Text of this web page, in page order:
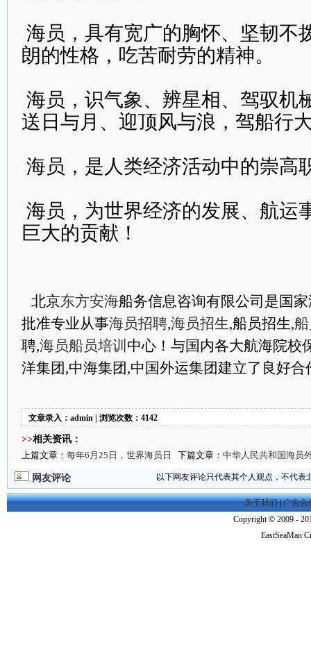
海员，具有宽广的胸怀、坚韧不
朗的性格，吃苦耐劳的精神。
海员，识气象、辨星相、驾驭机
送日与月、迎顶风与浪，驾船行
海员，是人类经济活动中的崇高
海员，为世界经济的发展、航运
巨大的贡献！
北京东方安海船务信息咨询有限公司是国
批准专业从事海员招聘,海员招生,船员招生,
聘,海员船员培训 中心！与国内各大航海院校
洋集团,中海集团,中国外运集团建立了良好合
文章录入：admin | 浏览次数：4142
>>相关资讯：
上篇文章： 每年6月25日，世界海员日 下篇文章： 中华人民共和国海员
网友评论 以下网友评论只代表其个人观点，不代
关于我们|广告合
Copyright © 2009 -
EastSeaMan